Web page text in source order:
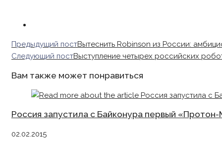
Read
more
Предыдущий постВытеснить Robinson из России:
Следующий постВыступление четырех российских
Вам также может понравиться
Россия запустила с Байконура первый
02.02.2015